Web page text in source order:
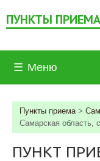
ПУНКТЫ ПРИЕМА
☰ Меню
Пункты приема>
Самарская область,
ПУНКТ